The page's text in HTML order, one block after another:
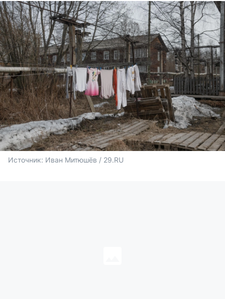
Источник: Иван Митюшёв / 29.RU